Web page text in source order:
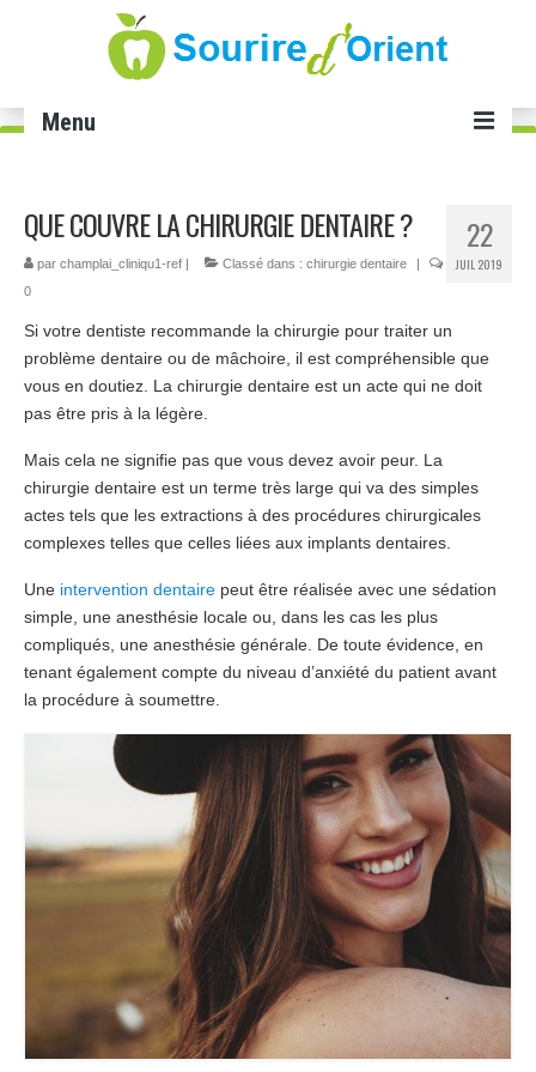
Menu
Soins dentaires
Facette dentaire Tunisie
Smile infinity Tunisie
Gingivectomie Tunisie
Cabinet
Chirurgiens
Séjour
Tarifs
22
JUIL 2019
QUE COUVRE LA CHIRURGIE DENTAIRE ?
par champlai_cliniqu1-ref | Classé dans : chirurgie dentaire
|
0
Si votre dentiste recommande la chirurgie pour traiter un
problème dentaire ou de mâchoire, il est compréhensible que
vous en doutiez. La chirurgie dentaire est un acte qui ne doit
pas être pris à la légère.
Mais cela ne signifie pas que vous devez avoir peur. La
chirurgie dentaire est un terme très large qui va des simples
actes tels que les extractions à des procédures chirurgicales
complexes telles que celles liées aux implants dentaires.
Une intervention dentaire peut être réalisée avec une sédation
simple, une anesthésie locale ou, dans les cas les plus
compliqués, une anesthésie générale. De toute évidence, en
tenant également compte du niveau d’anxiété du patient avant
la procédure à soumettre.